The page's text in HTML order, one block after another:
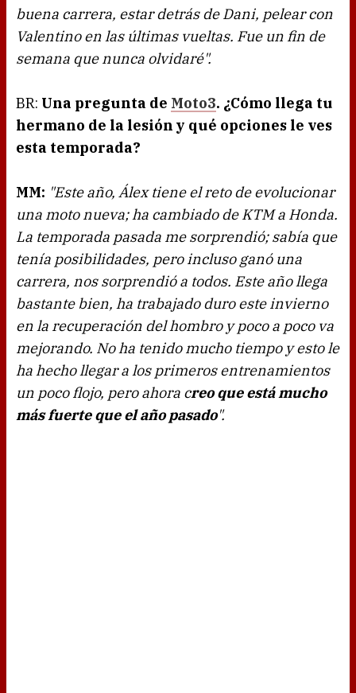
buena carrera, estar detrás de Dani, pelear con
Valentino en las últimas vueltas. Fue un fin de
semana que nunca olvidaré".
BR: Una pregunta de Moto3. ¿Cómo llega tu
hermano de la lesión y qué opciones le ves
esta temporada?
MM: "Este año, Álex tiene el reto de evolucionar
una moto nueva; ha cambiado de KTM a Honda.
La temporada pasada me sorprendió; sabía que
tenía posibilidades, pero incluso ganó una
carrera, nos sorprendió a todos. Este año llega
bastante bien, ha trabajado duro este invierno
en la recuperación del hombro y poco a poco va
mejorando. No ha tenido mucho tiempo y esto le
ha hecho llegar a los primeros entrenamientos
un poco flojo, pero ahora creo que está mucho
más fuerte que el año pasado".